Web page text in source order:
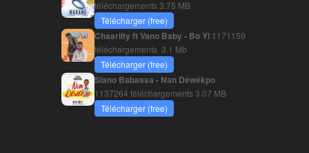
téléchargements3.75 MB
Télécharger (free)
Chaarlity ft Vano Baby - Bo Yi 1171159
téléchargements 3.1 Mb
Télécharger (free)
Siano Babassa - Nan Déwékpo
1137264 téléchargements3.07 MB
Télécharger (free)